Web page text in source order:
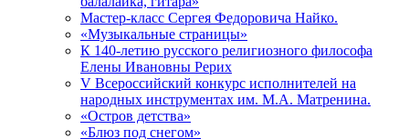
Мастер-класс Сергея Федоровича Найко.
«Музыкальные страницы»
К 140-летию русского религиозного философа
Елены Ивановны Рерих
V Всероссийский конкурс исполнителей на
народных инструментах им. М.А. Матренина.
«Остров детства»
«Блюз под снегом»